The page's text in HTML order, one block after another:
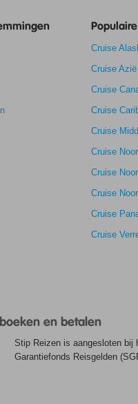
Eten
Kamers
Wifi kwaliteit
Cruise
Cruise Azië
Cruise
Cruise
Cruise
Cruise
Cruise
Cruise
Cruise
Cruise
en betalen
Stip Reizen is aangesloten bij
Garantiefonds Reisgelden